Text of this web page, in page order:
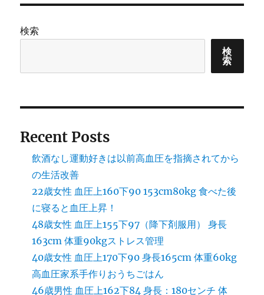
検索
検
索
Recent Posts
飲酒なし運動好きは以前高血圧を指摘されてから
の生活改善
22歳女性 血圧上160下90 153cm80kg 食べた後
に寝ると血圧上昇！
48歳女性 血圧上155下97（降下剤服用） 身長
163cm 体重90kgストレス管理
40歳女性 血圧上170下90 身長165cm 体重60kg
高血圧家系手作りおうちごはん
46歳男性 血圧上162下84 身長：180センチ 体